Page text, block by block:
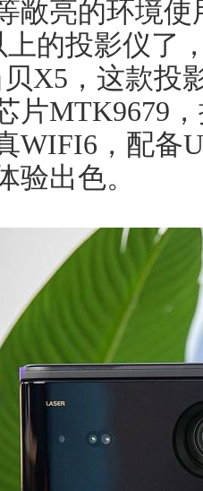
敞亮的环境
上的投影仪了
X5，这款投
片MTK9679
WIFI6，配备
验出色。